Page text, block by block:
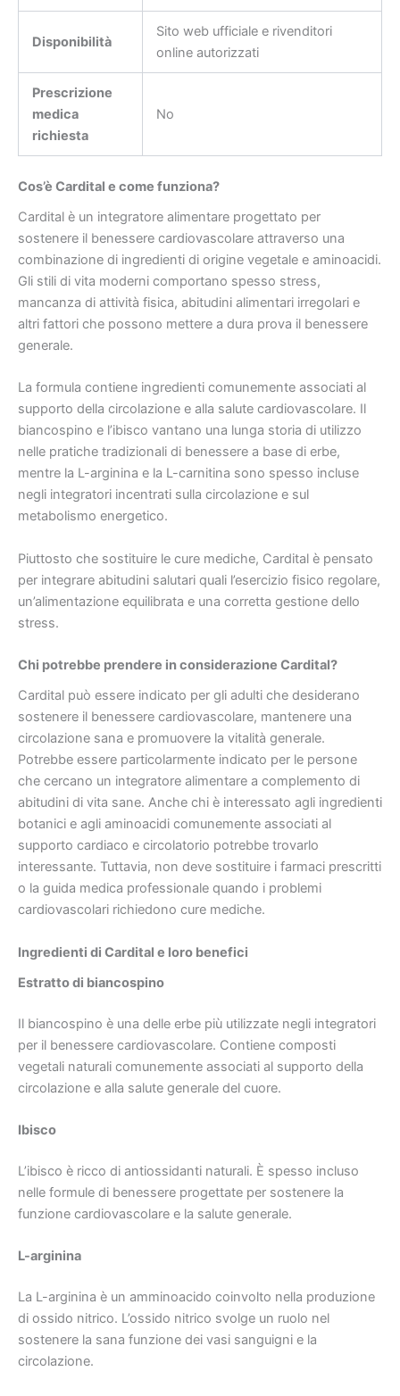
Disponibilità
Sito web ufficiale e rivenditori
online autorizzati
Prescrizione
medica
richiesta
No
Cos’è Cardital e come funziona?
Cardital è un integratore alimentare progettato per
sostenere il benessere cardiovascolare attraverso una
combinazione di ingredienti di origine vegetale e aminoacidi.
Gli stili di vita moderni comportano spesso stress,
mancanza di attività fisica, abitudini alimentari irregolari e
altri fattori che possono mettere a dura prova il benessere
generale.
La formula contiene ingredienti comunemente associati al
supporto della circolazione e alla salute cardiovascolare. Il
biancospino e l’ibisco vantano una lunga storia di utilizzo
nelle pratiche tradizionali di benessere a base di erbe,
mentre la L-arginina e la L-carnitina sono spesso incluse
negli integratori incentrati sulla circolazione e sul
metabolismo energetico.
Piuttosto che sostituire le cure mediche, Cardital è pensato
per integrare abitudini salutari quali l’esercizio fisico regolare,
un’alimentazione equilibrata e una corretta gestione dello
stress.
Chi potrebbe prendere in considerazione Cardital?
Cardital può essere indicato per gli adulti che desiderano
sostenere il benessere cardiovascolare, mantenere una
circolazione sana e promuovere la vitalità generale.
Potrebbe essere particolarmente indicato per le persone
che cercano un integratore alimentare a complemento di
abitudini di vita sane. Anche chi è interessato agli ingredienti
botanici e agli aminoacidi comunemente associati al
supporto cardiaco e circolatorio potrebbe trovarlo
interessante. Tuttavia, non deve sostituire i farmaci prescritti
o la guida medica professionale quando i problemi
cardiovascolari richiedono cure mediche.
Ingredienti di Cardital e loro benefici
Estratto di biancospino
Il biancospino è una delle erbe più utilizzate negli integratori
per il benessere cardiovascolare. Contiene composti
vegetali naturali comunemente associati al supporto della
circolazione e alla salute generale del cuore.
Ibisco
L’ibisco è ricco di antiossidanti naturali. È spesso incluso
nelle formule di benessere progettate per sostenere la
funzione cardiovascolare e la salute generale.
L-arginina
La L-arginina è un amminoacido coinvolto nella produzione
di ossido nitrico. L’ossido nitrico svolge un ruolo nel
sostenere la sana funzione dei vasi sanguigni e la
circolazione.